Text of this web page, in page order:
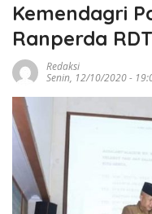
Kemendagri
Ranperda
Redaksi
Senin, 12/10/2020 -